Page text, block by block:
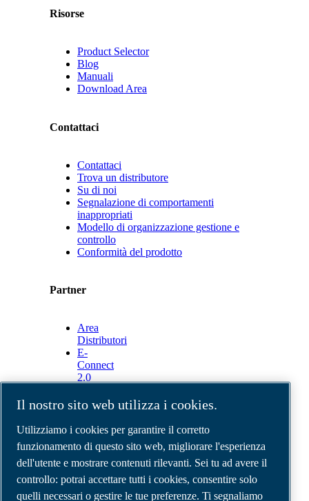
Risorse
Product Selector
Blog
Manuali
Download Area
Contattaci
Contattaci
Trova un distributore
Su di noi
Segnalazione di comportamenti
inappropriati
Modello di organizzazione gestione e
controllo
Conformità del prodotto
Partner
Area
Distributori
E-
Connect
2.0
Portal
Media
Gallery
©2026 Compressori d'aria ABAC
Note legali e privacy
Modulo resi
Il nostro sito web utilizza i cookies.
Utilizziamo i cookies per garantire il corretto
funzionamento di questo sito web, migliorare l'esperienza
dell'utente e mostrare contenuti rilevanti. Sei tu ad avere il
controllo: potrai accettare tutti i cookies, consentire solo
quelli necessari o gestire le tue preferenze. Ti segnaliamo